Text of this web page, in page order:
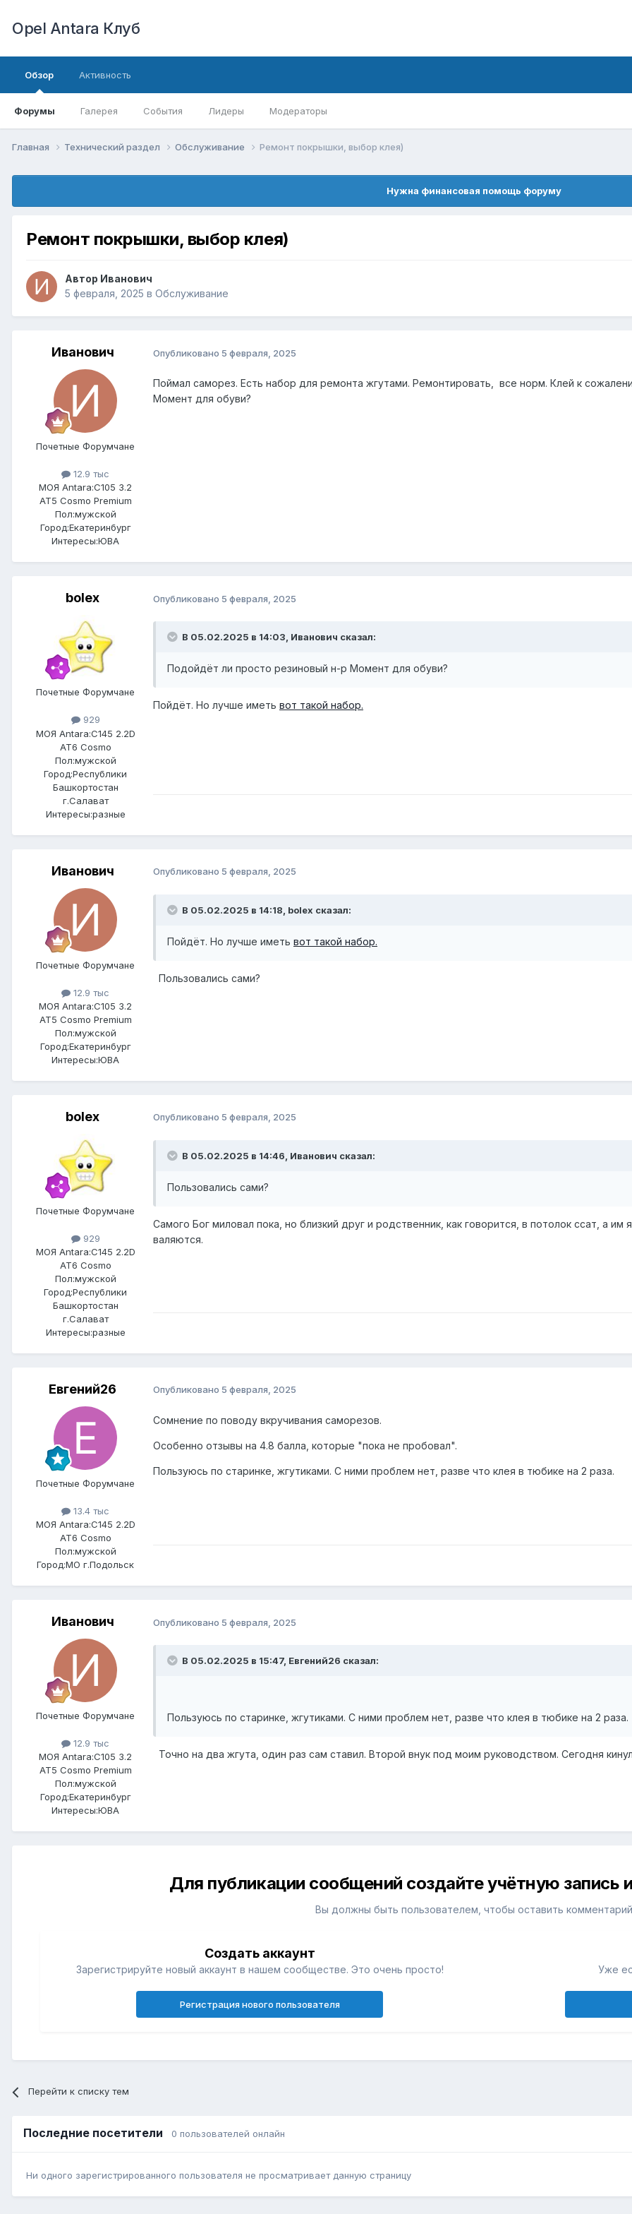
Opel Antara Клуб
Обзор
Форумы Галерея События Лидеры Модераторы
Активность
Главная Технический раздел Обслуживание Ремонт покрышки, выбор клея)
Нужна финансовая помощь форуму
Ремонт покрышки, выбор клея)
Автор Иванович
5 февраля, 2025 в Обслуживание
Иванович
Почетные Форумчане
12.9 тыс
МОЯ Antara:C105 3.2
AT5 Cosmo Premium
Пол:мужской
Город:Екатеринбург
Интересы:ЮВА
Опубликовано 5 февраля, 2025
Поймал саморез. Есть набор для ремонта жгутами. Ремонтировать, все норм. Клей к
Момент для обуви?
bolex
Почетные Форумчане
929
МОЯ Antara:C145 2.2D
AT6 Cosmo
Пол:мужской
Город:Республики
Башкортостан
г.Салават
Интересы:разные
Опубликовано 5 февраля, 2025
В 05.02.2025 в 14:03, Иванович сказал:
Подойдёт ли просто резиновый н-р Момент для обуви?
Пойдёт. Но лучше иметь вот такой набор.
Иванович
Почетные Форумчане
12.9 тыс
МОЯ Antara:C105 3.2
AT5 Cosmo Premium
Пол:мужской
Город:Екатеринбург
Интересы:ЮВА
Опубликовано 5 февраля, 2025
В 05.02.2025 в 14:18, bolex сказал:
Пойдёт. Но лучше иметь вот такой набор.
Пользовались сами?
bolex
Почетные Форумчане
929
МОЯ Antara:C145 2.2D
AT6 Cosmo
Пол:мужской
Город:Республики
Башкортостан
г.Салават
Интересы:разные
Опубликовано 5 февраля, 2025
В 05.02.2025 в 14:46, Иванович сказал:
Пользовались сами?
Самого Бог миловал пока, но близкий друг и родственник, как говорится, в потолок ссат, а
валяются.
Евгений26
Почетные Форумчане
13.4 тыс
МОЯ Antara:C145 2.2D
AT6 Cosmo
Пол:мужской
Город:МО г.Подольск
Опубликовано 5 февраля, 2025
Сомнение по поводу вкручивания саморезов.
Особенно отзывы на 4.8 балла, которые "пока не пробовал".
Пользуюсь по старинке, жгутиками. С ними проблем нет, разве что клея в тюбике на 2 раза.
Иванович
Почетные Форумчане
12.9 тыс
МОЯ Antara:C105 3.2
AT5 Cosmo Premium
Пол:мужской
Город:Екатеринбург
Интересы:ЮВА
Опубликовано 5 февраля, 2025
В 05.02.2025 в 15:47, Евгений26 сказал:
Пользуюсь по старинке, жгутиками. С ними проблем нет, разве что клея в тюбике на 2 раза.
Точно на два жгута, один раз сам ставил. Второй внук под моим руководством. Сегодня
Для публикации сообщений создайте учётную запись
Вы должны быть пользователем, чтобы оставить комментарий
Создать аккаунт
Зарегистрируйте новый аккаунт в нашем сообществе. Это очень просто!
Регистрация нового пользователя
Уже
Перейти к списку тем
Последние посетители 0 пользователей онлайн
Ни одного зарегистрированного пользователя не просматривает данную страницу